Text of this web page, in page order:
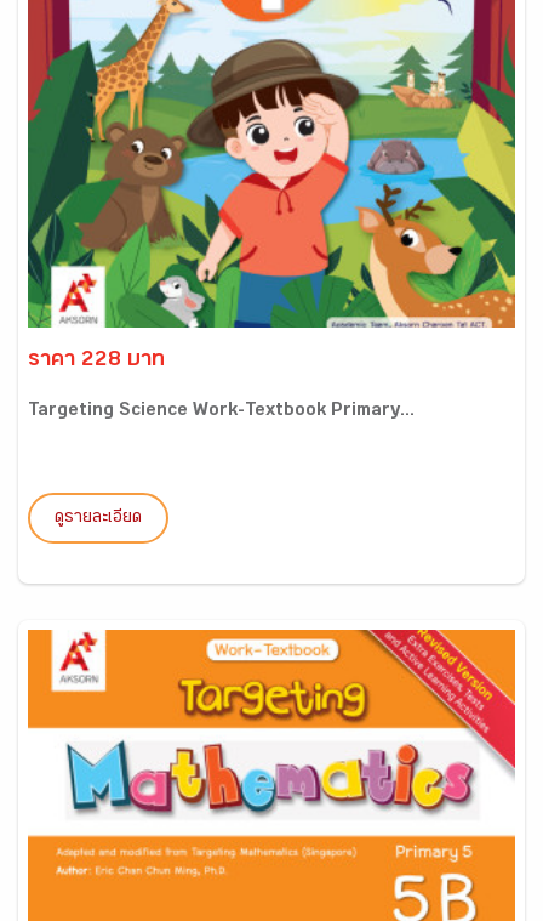
ราคา 228 บาท
Targeting Science Work-Textbook Primary...
ดูรายละเอียด